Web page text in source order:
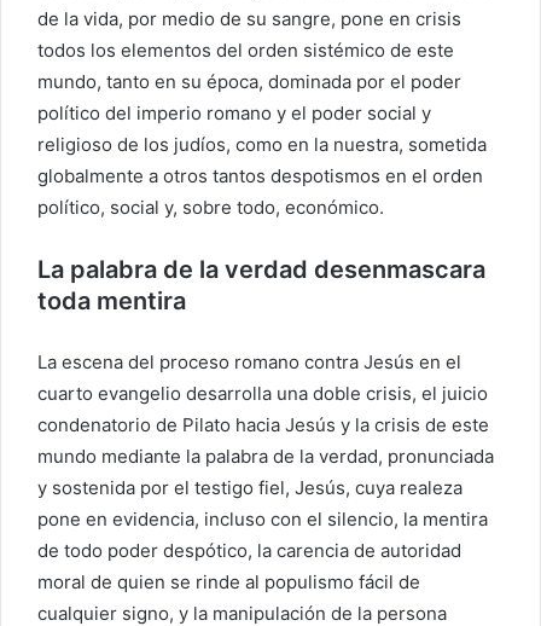
de la vida, por medio de su sangre, pone en crisis
todos los elementos del orden sistémico de este
mundo, tanto en su época, dominada por el poder
político del imperio romano y el poder social y
religioso de los judíos, como en la nuestra, sometida
globalmente a otros tantos despotismos en el orden
político, social y, sobre todo, económico.
La palabra de la verdad desenmascara
toda mentira
La escena del proceso romano contra Jesús en el
cuarto evangelio desarrolla una doble crisis, el juicio
condenatorio de Pilato hacia Jesús y la crisis de este
mundo mediante la palabra de la verdad, pronunciada
y sostenida por el testigo fiel, Jesús, cuya realeza
pone en evidencia, incluso con el silencio, la mentira
de todo poder despótico, la carencia de autoridad
moral de quien se rinde al populismo fácil de
cualquier signo, y la manipulación de la persona